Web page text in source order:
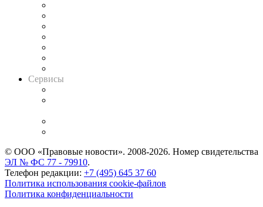
Сервисы
© ООО «Правовые новости». 2008-2026. Номер свидетельства
ЭЛ № ФС 77 - 79910.
Телефон редакции: +7 (495) 645 37 60
Политика использования cookie-файлов
Политика конфиденциальности